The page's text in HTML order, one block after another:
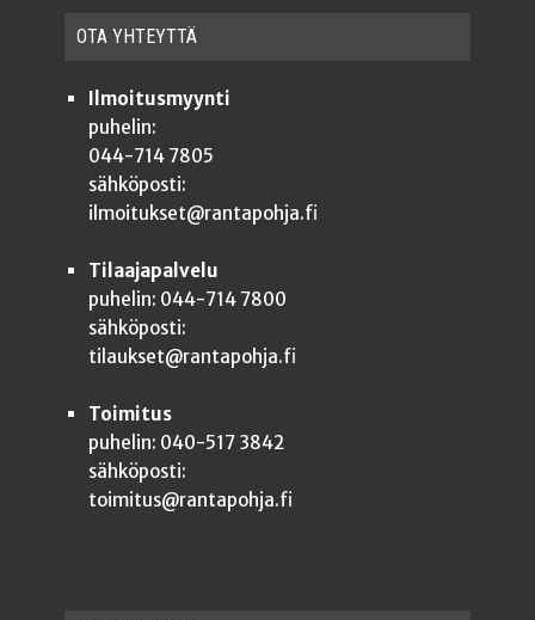
OTA YHTEYT­TÄ
Ilmoitusmyynti
puhelin:
044-714 7805
sähköposti:
ilmoitukset@rantapohja.fi
Tilaajapalvelu
puhelin: 044-714 7800
sähköposti:
tilaukset@rantapohja.fi
Toimitus
puhelin: 040-517 3842
sähköposti:
toimitus@rantapohja.fi